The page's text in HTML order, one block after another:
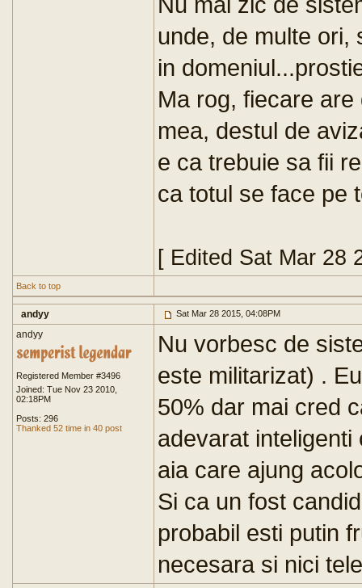
unde, de multe ori,
in
Ma rog, fiecare
mea, destul de
e ca trebuie sa fii
ca totul se face pe
[ Edited Sat Mar 28
Back to top
andyy Sat Mar 28 2015, 04:08PM
andyy
Registered Member #3496
Joined: Tue Nov 23 2010,
02:18PM
Posts: 296
Thanked 52 time in 40 post
Nu vorbesc de
este militarizat) .
50% dar mai cred
adevarat
aia care ajung
Si ca un fost
probabil esti putin
necesara si nici